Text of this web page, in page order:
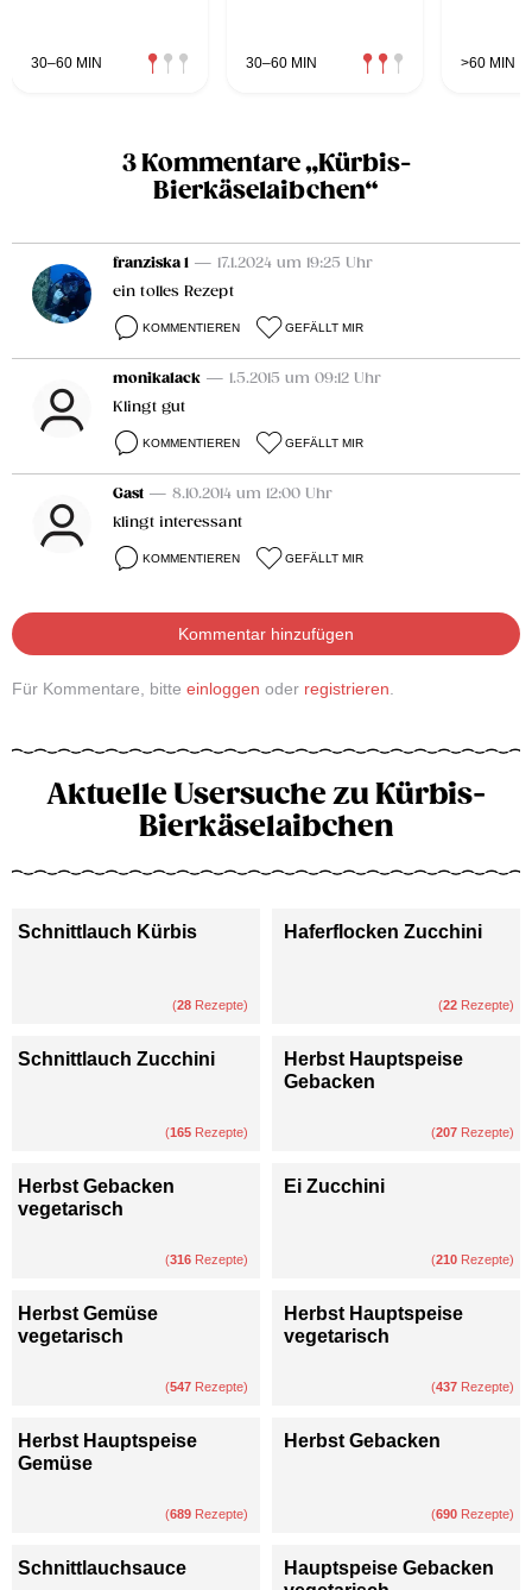
30–60 MIN 30–60 MIN >60 MIN
3 Kommentare „Kürbis-
Bierkäselaibchen“
franziska 1 — 17.1.2024 um 19:25 Uhr
ein tolles Rezept
KOMMENTIEREN GEFÄLLT MIR
monikalack — 1.5.2015 um 09:12 Uhr
Klingt gut
KOMMENTIEREN GEFÄLLT MIR
Gast — 8.10.2014 um 12:00 Uhr
klingt interessant
KOMMENTIEREN GEFÄLLT MIR
Kommentar hinzufügen
Für Kommentare, bitte einloggen oder registrieren
Aktuelle Usersuche zu Kürbis-
Bierkäselaibchen
Schnittlauch Kürbis
(28 Rezepte)
Haferflocken Zucchini
(22 Rezepte)
Schnittlauch Zucchini
(165 Rezepte)
Herbst Hauptspeise
Gebacken
(207 Rezepte)
Herbst Gebacken
vegetarisch
(316 Rezepte)
Ei Zucchini
(210 Rezepte)
Herbst Gemüse
vegetarisch
(547 Rezepte)
Herbst Hauptspeise
vegetarisch
(437 Rezepte)
Herbst Hauptspeise
Gemüse
(689 Rezepte)
Herbst Gebacken
(690 Rezepte)
Schnittlauchsauce
Hauptspeise Gebacken